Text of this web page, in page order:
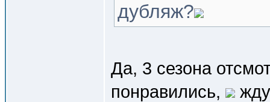
дубляж?
Да, 3 сезона
понравились,